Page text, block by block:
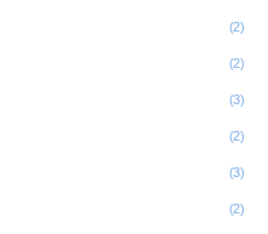
(2)
(2)
(3)
(2)
(3)
(2)